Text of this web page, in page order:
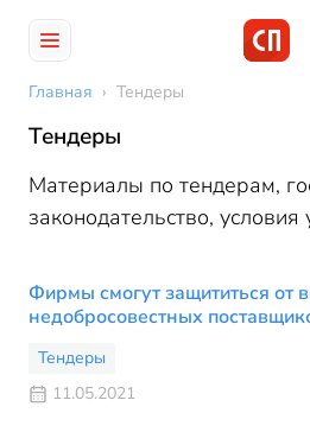
Главная › Тендеры
Тендеры
Материалы по тендерам,
законодательство, условия
Фирмы смогут защититься от
недобросовестных
Тендеры
11.05.2021